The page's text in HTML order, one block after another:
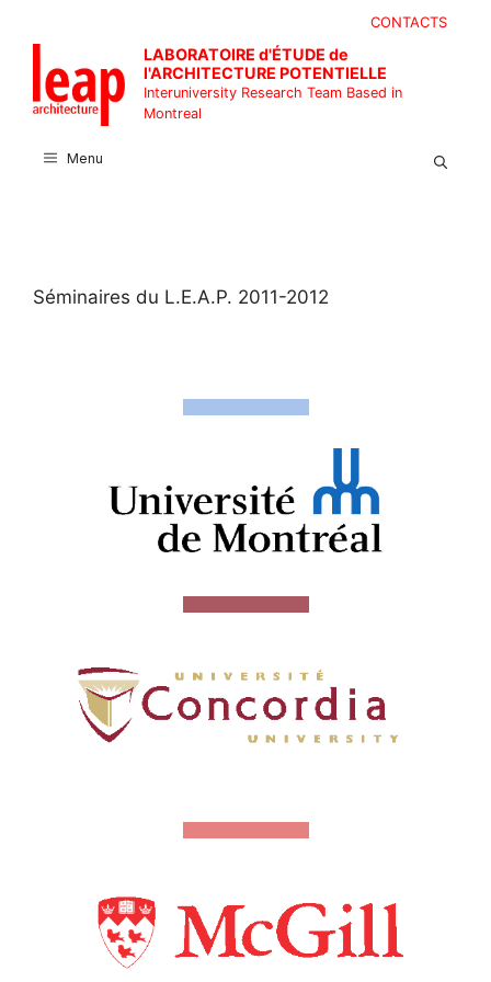
content
CONTACTS
LABORATOIRE d'ÉTUDE de
l'ARCHITECTURE POTENTIELLE
Interuniversity Research Team Based in
Montreal
Menu
Séminaires du L.E.A.P. 2011-2012